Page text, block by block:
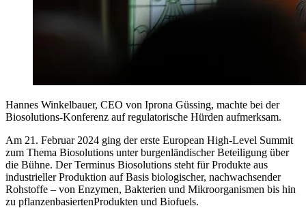
Hannes Winkelbauer, CEO von Iprona Güssing, machte bei der
Biosolutions-Konferenz auf regulatorische Hürden aufmerksam.
Am 21. Februar 2024 ging der erste European High-Level Summit
zum Thema Biosolutions unter burgenländischer Beteiligung über
die Bühne. Der Terminus Biosolutions steht für Produkte aus
industrieller Produktion auf Basis biologischer, nachwachsender
Rohstoffe – von Enzymen, Bakterien und Mikroorganismen bis hin
zu pflanzenbasiertenProdukten und Biofuels.